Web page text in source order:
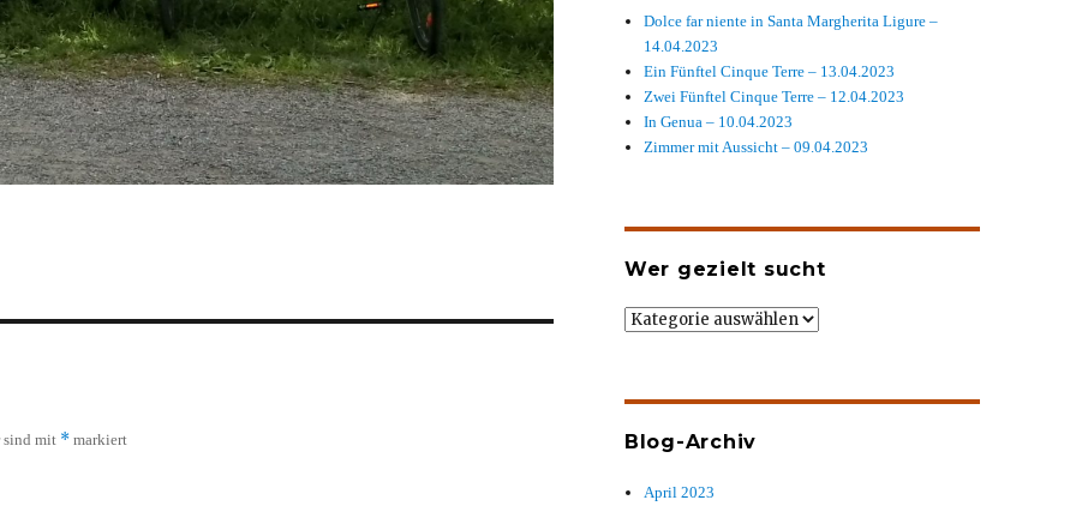
sind mit * markiert
Dolce far niente in Santa Margherita Ligure –
14.04.2023
Ein Fünftel Cinque Terre – 13.04.2023
Zwei Fünftel Cinque Terre – 12.04.2023
In Genua – 10.04.2023
Zimmer mit Aussicht – 09.04.2023
Wer gezielt sucht
Wer
Blog-Archiv
April 2023